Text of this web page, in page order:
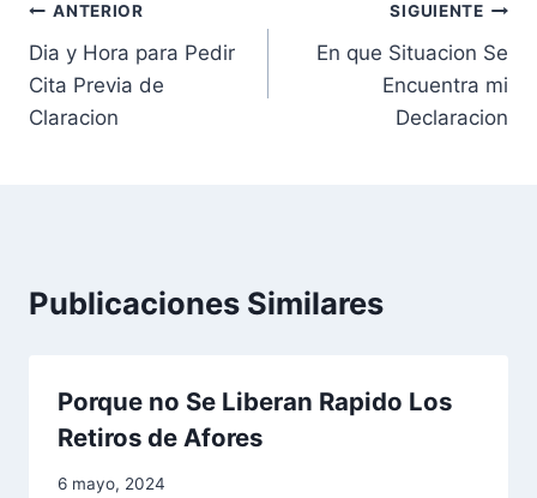
N
a
v
c
ANTERIOR
Dia y Hora para Pedir
Cita Previa de
Claracion
SIGUIENTE
En que Situacion Se
Encuentra mi
Declaracion
Publicaciones Similares
Porque no Se Liberan Rapido Los
Retiros de Afores
6 mayo, 2024